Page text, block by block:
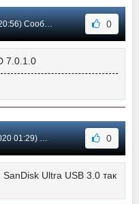
#82 0
7.0.1.0
Сообщение #81 0
Ultra USB 3.0 так